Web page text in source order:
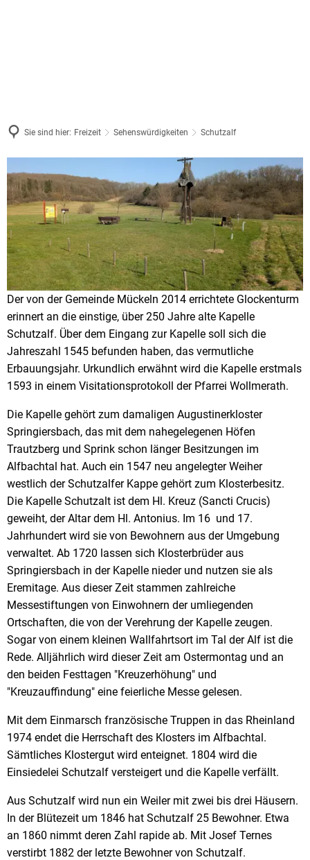
Sie sind hier: Freizeit Sehenswürdigkeiten Schutzalf
Schutzalf
Der von der Gemeinde Mückeln 2014 errichtete Glockenturm
erinnert an die einstige, über 250 Jahre alte Kapelle
Schutzalf. Über dem Eingang zur Kapelle soll sich die
Jahreszahl 1545 befunden haben, das vermutliche
Erbauungsjahr. Urkundlich erwähnt wird die Kapelle erstmals
1593 in einem Visitationsprotokoll der Pfarrei Wollmerath.
Die Kapelle gehört zum damaligen Augustinerkloster
Springiersbach, das mit dem nahegelegenen Höfen
Trautzberg und Sprink schon länger Besitzungen im
Alfbachtal hat. Auch ein 1547 neu angelegter Weiher
westlich der Schutzalfer Kappe gehört zum Klosterbesitz.
Die Kapelle Schutzalt ist dem Hl. Kreuz (Sancti Crucis)
geweiht, der Altar dem Hl. Antonius. Im 16 und 17.
Jahrhundert wird sie von Bewohnern aus der Umgebung
verwaltet. Ab 1720 lassen sich Klosterbrüder aus
Springiersbach in der Kapelle nieder und nutzen sie als
Eremitage. Aus dieser Zeit stammen zahlreiche
Messestiftungen von Einwohnern der umliegenden
Ortschaften, die von der Verehrung der Kapelle zeugen.
Sogar von einem kleinen Wallfahrtsort im Tal der Alf ist die
Rede. Alljährlich wird dieser Zeit am Ostermontag und an
den beiden Festtagen "Kreuzerhöhung" und
"Kreuzauffindung" eine feierliche Messe gelesen.
Mit dem Einmarsch französische Truppen in das Rheinland
1974 endet die Herrschaft des Klosters im Alfbachtal.
Sämtliches Klostergut wird enteignet. 1804 wird die
Einsiedelei Schutzalf versteigert und die Kapelle verfällt.
Aus Schutzalf wird nun ein Weiler mit zwei bis drei Häusern.
In der Blütezeit um 1846 hat Schutzalf 25 Bewohner. Etwa
an 1860 nimmt deren Zahl rapide ab. Mit Josef Ternes
verstirbt 1882 der letzte Bewohner von Schutzalf.